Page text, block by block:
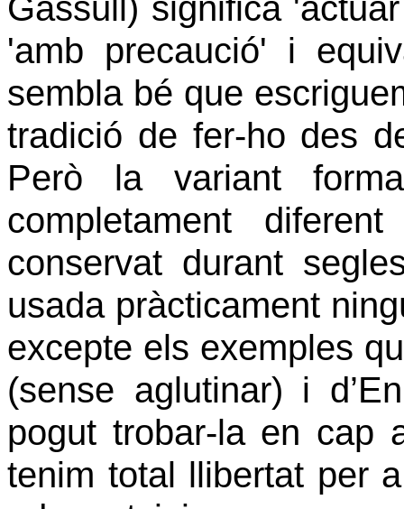
'amb precaució' i
sembla bé que
tradició de fer-ho des
Però la variant
completament
conservat durant
usada pràcticament
excepte els exemples
(sense aglutinar) i
pogut trobar-la en cap
tenim total llibertat per